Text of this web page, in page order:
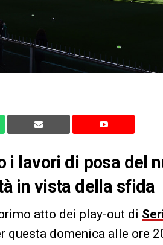
i lavori di posa del
in vista della sfida
atto dei play-out di
questa domenica alle ore